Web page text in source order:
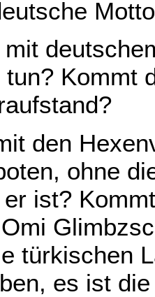
Kommt
den
ohne
ist?
türkischen
es ist